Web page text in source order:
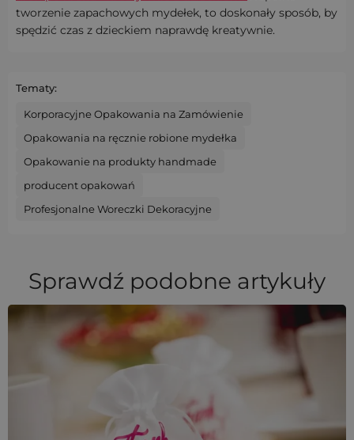
tworzenie zapachowych mydełek, to doskonały sposób, by
spędzić czas z dzieckiem naprawdę kreatywnie.
Tematy:
Korporacyjne Opakowania na Zamówienie
Opakowania na ręcznie robione mydełka
Opakowanie na produkty handmade
producent opakowań
Profesjonalne Woreczki Dekoracyjne
Sprawdź podobne artykuły